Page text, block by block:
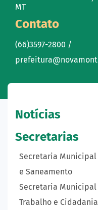
MT
Contato
(66)3597-2800 /
Notícias
Secretarias
Secretaria
e Saneamento
Secretaria Municipal
Trabalho e Cidadania